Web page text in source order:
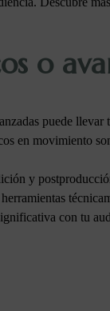
o
puede
en movimiento
y
con tu